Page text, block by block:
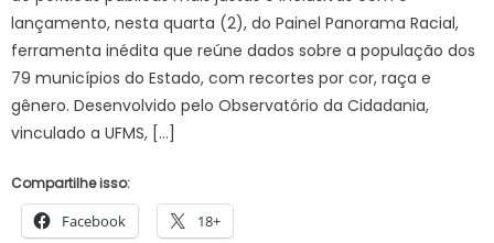
lançamento, nesta quarta (2), do Painel Panorama Racial,
ferramenta inédita que reúne dados sobre a população dos
79 municípios do Estado, com recortes por cor, raça e
gênero. Desenvolvido pelo Observatório da Cidadania,
vinculado a UFMS, […]
Compartilhe isso:
Facebook 18+